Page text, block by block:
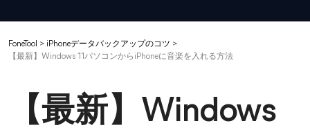
FoneTool > iPhoneデータバックアップのコツ >
【最新】Windows 11パソコンからiPhoneに音楽を入れる方法
【最新】Windows